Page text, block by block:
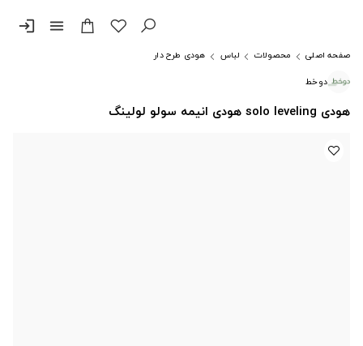
menu
login
صفحه اصلی محصولات لباس
هودی طرح دار
دوخط
هودی solo leveling هودی انیمه سولو لولینگ